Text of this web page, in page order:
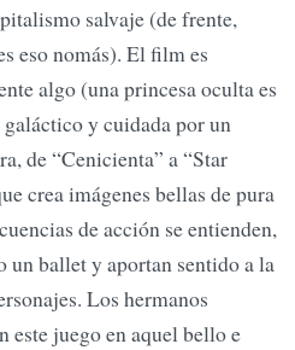
salvaje (de frente,
eso nomás). El film es
algo (una princesa oculta es
y cuidada por un
de “Cenicienta” a “Star
crea imágenes bellas de pura
de acción se entienden,
un ballet y aportan sentido a la
Los hermanos
este juego en aquel bello e